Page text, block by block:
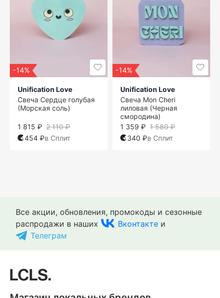
-14%
Unification Love
Свеча Сердце голубая
(Морская соль)
2 110 ₽
1 815 ₽
454 ₽в Сплит
-14%
Unification Love
Свеча Mon Cheri
лиловая (Черная
смородина)
1 580 ₽
1 359 ₽
340 ₽в Сплит
Все акции, обновления, промокоды и сезонные
распродажи в наших
Вконтакте и
Телеграм